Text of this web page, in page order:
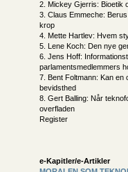
2. Mickey Gjerris: Bioetik
3. Claus Emmeche:
krop
4. Mette Hartlev: Hvem
5. Lene Koch: Den nye
6. Jens Hoff:
parlamentsmedlemmers
7. Bent Foltmann: Kan en
bevidsthed
8. Gert Balling: Når
overfladen
Register
e-Kapitler/e-Artikler